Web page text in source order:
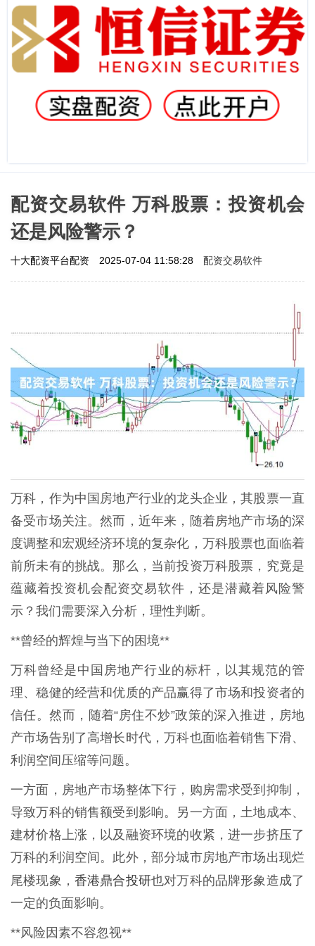
配资交易软件 万科股票：投资机会
还是风险警示？
十大配资平台配资 2025-07-04 11:58:28 配资交易软件
万科，作为中国房地产行业的龙头企业，其股票一直
备受市场关注。然而，近年来，随着房地产市场的深
度调整和宏观经济环境的复杂化，万科股票也面临着
前所未有的挑战。那么，当前投资万科股票，究竟是
蕴藏着投资机会配资交易软件，还是潜藏着风险警
示？我们需要深入分析，理性判断。
**曾经的辉煌与当下的困境**
万科曾经是中国房地产行业的标杆，以其规范的管
理、稳健的经营和优质的产品赢得了市场和投资者的
信任。然而，随着“房住不炒”政策的深入推进，房地
产市场告别了高增长时代，万科也面临着销售下滑、
利润空间压缩等问题。
一方面，房地产市场整体下行，购房需求受到抑制，
导致万科的销售额受到影响。另一方面，土地成本、
建材价格上涨，以及融资环境的收紧，进一步挤压了
万科的利润空间。此外，部分城市房地产市场出现烂
尾楼现象， 香港鼎合投研也对万科的品牌形象造成了
一定的负面影响。
**风险因素不容忽视**